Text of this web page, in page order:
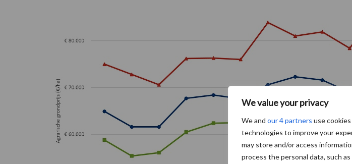
We value your privacy
We and our 4 partners use
technologies to improve your
may store and/or access
process the personal data, such